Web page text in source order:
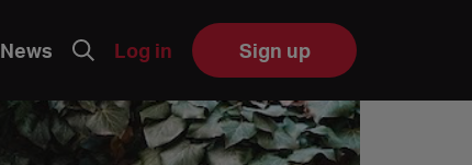
News Log in Sign up